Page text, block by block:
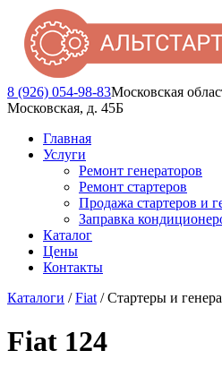
8 (926) 054-98-83Московская
Московская, д. 45Б
Главная
Услуги
Ремонт генераторов
Ремонт стартеров
Продажа стартеров и
Заправка
Каталог
Цены
Контакты
Каталоги /Fiat / Стартеры и
Fiat 124